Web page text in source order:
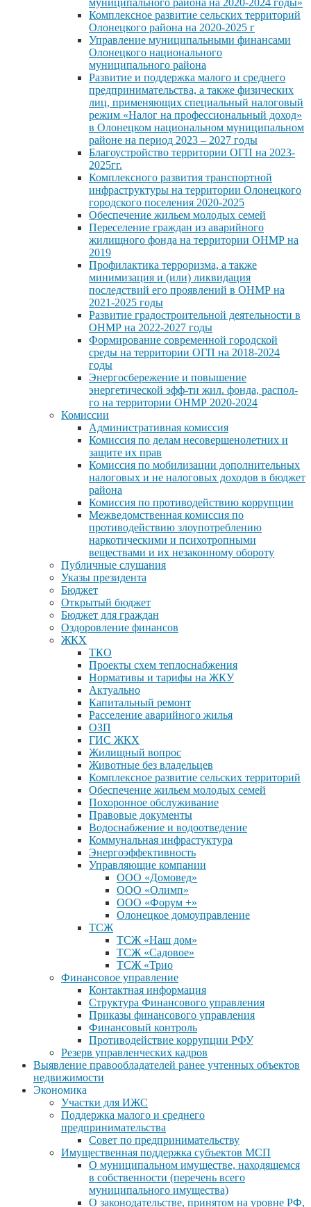
Комплексное развитие сельских территорий
Олонецкого района на 2020-2025 г
Управление муниципальными финансами
Олонецкого национального
муниципального района
Развитие и поддержка малого и среднего
предпринимательства, а также физических
лиц, применяющих специальный налоговый
режим «Налог на профессиональный доход»
в Олонецком национальном муниципальном
районе на период 2023 – 2027 годы
Благоустройство территории ОГП на 2023-
2025гг.
Комплексного развития транспортной
инфраструктуры на территории Олонецкого
городского поселения 2020-2025
Обеспечение жильем молодых семей
Переселение граждан из аварийного
жилищного фонда на территории ОНМР на
2019
Профилактика терроризма, а также
минимизация и (или) ликвидация
последствий его проявлений в ОНМР на
2021-2025 годы
Развитие градостроительной деятельности в
ОНМР на 2022-2027 годы
Формирование современной городской
среды на территории ОГП на 2018-2024
годы
Энергосбережение и повышение
энергетической эфф-ти жил. фонда, распол-
го на территории ОНМР 2020-2024
Комиссии
Административная комиссия
Комиссия по делам несовершенолетних и
защите их прав
Комиссия по мобилизации дополнительных
налоговых и не налоговых доходов в бюджет
района
Комиссия по противодействию коррупции
Межведомственная комиссия по
противодействию злоупотреблению
наркотическими и психотропными
веществами и их незаконному обороту
Публичные слушания
Указы президента
Бюджет
Открытый бюджет
Бюджет для граждан
Оздоровление финансов
ЖКХ
ТКО
Проекты схем теплоснабжения
Нормативы и тарифы на ЖКУ
Актуально
Капитальный ремонт
Расселение аварийного жилья
ОЗП
ГИС ЖКХ
Жилищный вопрос
Животные без владельцев
Комплексное развитие сельских территорий
Обеспечение жильем молодых семей
Похоронное обслуживание
Правовые документы
Водоснабжение и водоотведение
Коммунальная инфрастуктура
Энергоэффективность
Управляющие компании
ООО «Домовед»
ООО «Олимп»
ООО «Форум +»
Олонецкое домоуправление
ТСЖ
ТСЖ «Наш дом»
ТСЖ «Садовое»
ТСЖ «Трио
Финансовое управление
Контактная информация
Структура Финансового управления
Приказы финансового управления
Финансовый контроль
Противодействие коррупции РФУ
Резерв управленческих кадров
Выявление правообладателей ранее учтенных объектов
недвижимости
Экономика
Участки для ИЖС
Поддержка малого и среднего
предпринимательства
Совет по предпринимательству
Имущественная поддержка субъектов МСП
О муниципальном имуществе, находящемся
в собственности (перечень всего
муниципального имущества)
О законодательстве, принятом на уровне РФ,